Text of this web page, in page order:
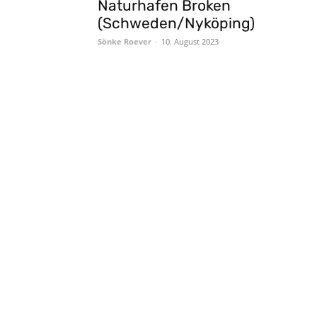
Naturhafen Broken
(Schweden/Nyköping)
Sönke Roever - 10. August 2023